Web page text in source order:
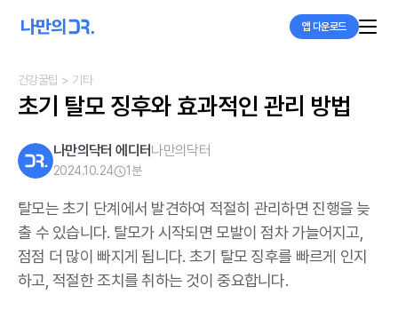
앱 다운로드
건강꿀팁 > 기타
초기 탈모 징후와 효과적인 관리 방법
나만의닥터 에디터나만의닥터
2024.10.24 1 분
탈모는 초기 단계에서 발견하여 적절히 관리하면 진행을 늦
출 수 있습니다. 탈모가 시작되면 모발이 점차 가늘어지고,
점점 더 많이 빠지게 됩니다. 초기 탈모 징후를 빠르게 인지
하고, 적절한 조치를 취하는 것이 중요합니다.